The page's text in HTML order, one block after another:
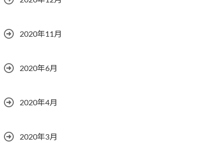
2020年11月
2020年6月
2020年4月
2020年3月